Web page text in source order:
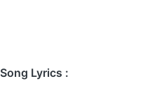
Lyrics :